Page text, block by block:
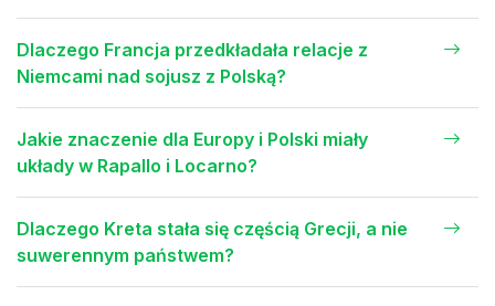
Dlaczego Francja przedkładała relacje z
Niemcami nad sojusz z Polską?
Jakie znaczenie dla Europy i Polski miały
układy w Rapallo i Locarno?
Dlaczego Kreta stała się częścią Grecji, a nie
suwerennym państwem?